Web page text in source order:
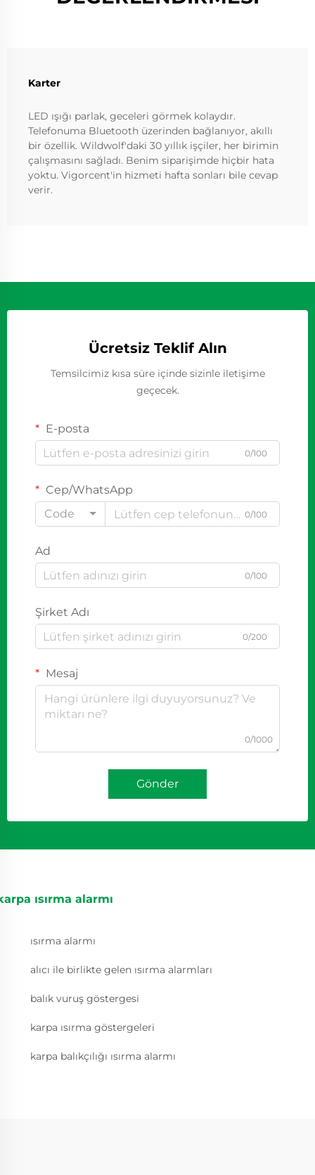
Karter
LED ışığı parlak, geceleri görmek kolaydır.
Telefonuma Bluetooth üzerinden bağlanıyor, akıllı
bir özellik. Wildwolf'daki 30 yıllık işçiler, her birimin
çalışmasını sağladı. Benim siparişimde hiçbir hata
yoktu. Vigorcent'in hizmeti hafta sonları bile cevap
verir.
Ücretsiz Teklif Alın
Temsilcimiz kısa süre içinde sizinle iletişime
geçecek.
E-posta
0/100
Cep/WhatsApp
Code
0/100
Ad
0/100
Şirket Adı
0/200
Mesaj
0/1000
Gönder
ısırma alarmı
ısırma alarmı
alıcı ile birlikte gelen ısırma alarmları
balık vuruş göstergesi
karpa ısırma göstergeleri
karpa balıkçılığı ısırma alarmı